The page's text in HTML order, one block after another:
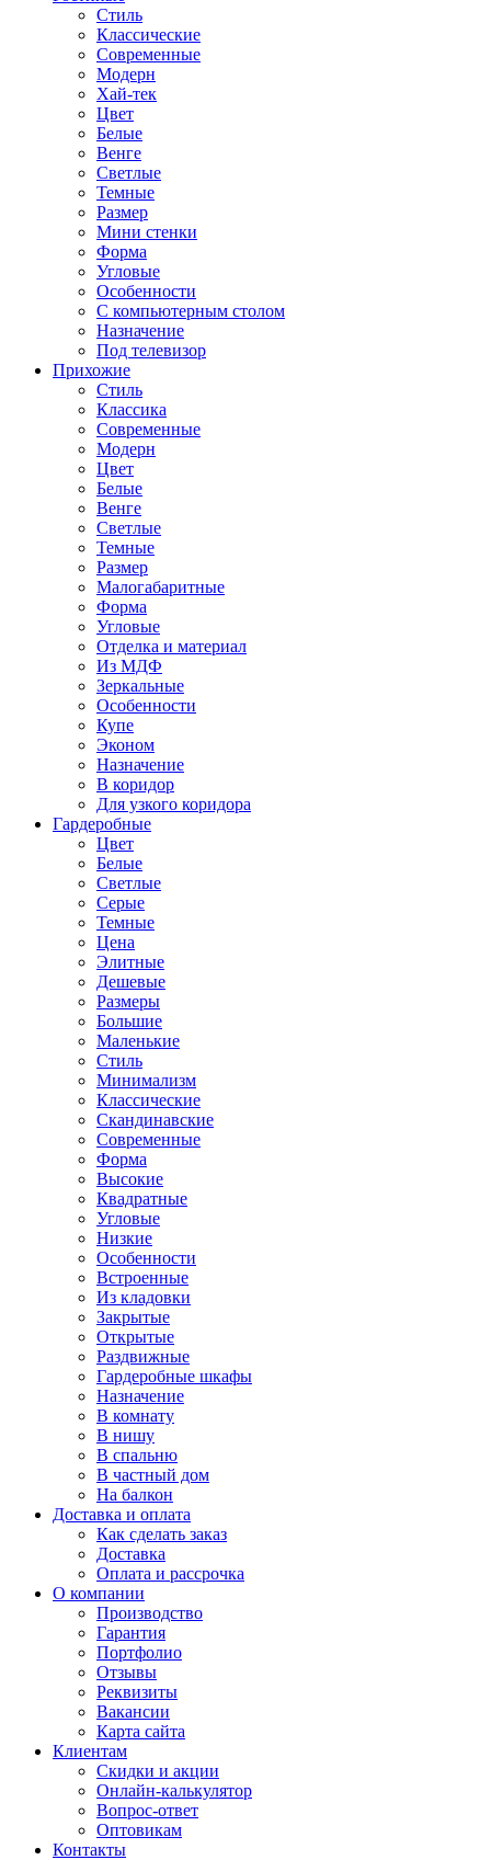
Стиль
Классические
Современные
Модерн
Хай-тек
Цвет
Белые
Венге
Светлые
Темные
Размер
Мини стенки
Форма
Угловые
Особенности
С компьютерным столом
Назначение
Под телевизор
Прихожие
Стиль
Классика
Современные
Модерн
Цвет
Белые
Венге
Светлые
Темные
Размер
Малогабаритные
Форма
Угловые
Отделка и материал
Из МДФ
Зеркальные
Особенности
Купе
Эконом
Назначение
В коридор
Для узкого коридора
Гардеробные
Цвет
Белые
Светлые
Серые
Темные
Цена
Элитные
Дешевые
Размеры
Большие
Маленькие
Стиль
Минимализм
Классические
Скандинавские
Современные
Форма
Высокие
Квадратные
Угловые
Низкие
Особенности
Встроенные
Из кладовки
Закрытые
Открытые
Раздвижные
Гардеробные шкафы
Назначение
В комнату
В нишу
В спальню
В частный дом
На балкон
Доставка и оплата
Как сделать заказ
Доставка
Оплата и рассрочка
О компании
Производство
Гарантия
Портфолио
Отзывы
Реквизиты
Вакансии
Карта сайта
Клиентам
Скидки и акции
Онлайн-калькулятор
Вопрос-ответ
Оптовикам
Контакты